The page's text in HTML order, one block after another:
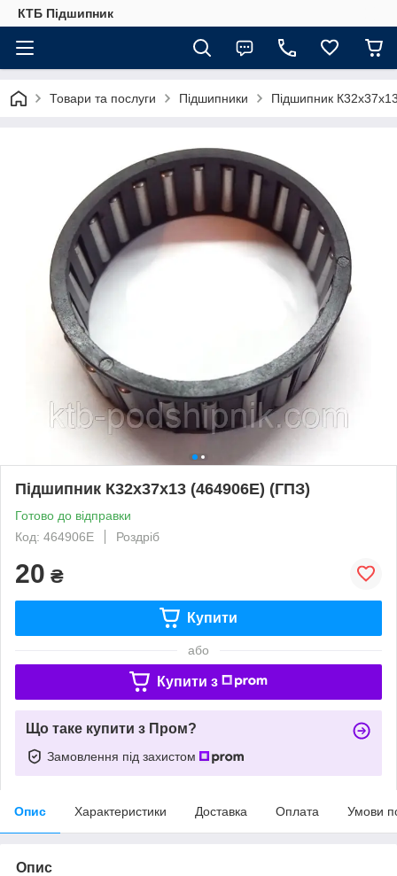
КТБ Підшипник
Товари та послуги Підшипники Підшипник
Підшипник К32х37х13 (464906E) (ГПЗ)
Готово до відправки
Код: 464906Е
Роздріб
20 ₴
Купити
або
Купити з
Що таке купити з Пром?
Замовлення під захистом
Опис Характеристики Доставка Оплата Умови
Опис